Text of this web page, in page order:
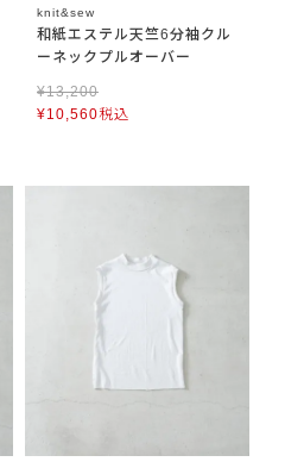
knit&sew
和紙エステル天竺6分袖クル
ーネックプルオーバー
¥13,200
¥10,560税込